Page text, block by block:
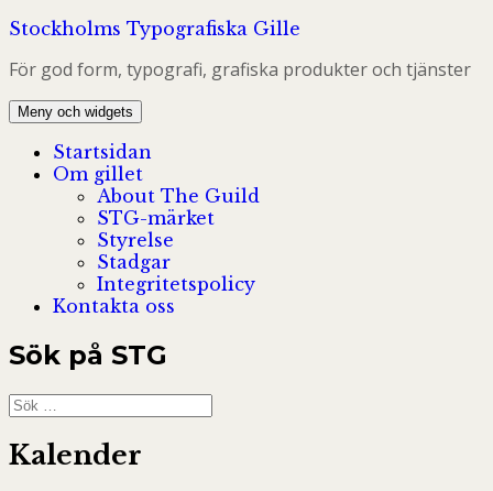
Hoppa
innehåll
Stockholms Typografiska Gille
För god form, typografi, grafiska produkter och tjänster
Meny och widgets
Startsidan
Om gillet
About The Guild
STG-märket
Styrelse
Stadgar
Integritetspolicy
Kontakta oss
Sök på STG
Sök
efter:
Kalender